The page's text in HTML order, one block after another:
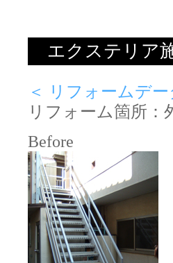
エクステリア
＜ リフォームデー
リフォーム箇所：
Before